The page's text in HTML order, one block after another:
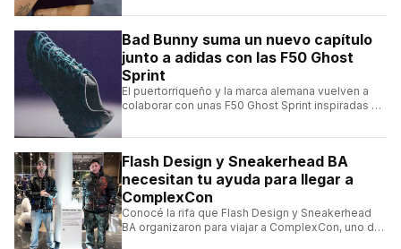
Bad Bunny suma un nuevo capítulo
junto a adidas con las F50 Ghost
Sprint
El puertorriqueño y la marca alemana vuelven a
colaborar con unas F50 Ghost Sprint inspiradas en
Flash Design y Sneakerhead BA
necesitan tu ayuda para llegar a
ComplexCon
Conocé la rifa que Flash Design y Sneakerhead
BA organizaron para viajar a ComplexCon, uno de